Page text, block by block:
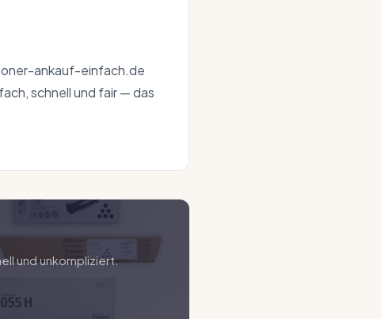
ankauf-einfach.de
schnell und fair — das
und unkompliziert.